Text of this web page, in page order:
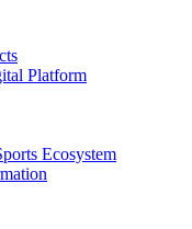
Platform
Ecosystem